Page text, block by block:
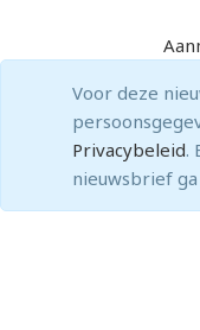
Voor deze
Privacybeleid.
nieuwsbrief